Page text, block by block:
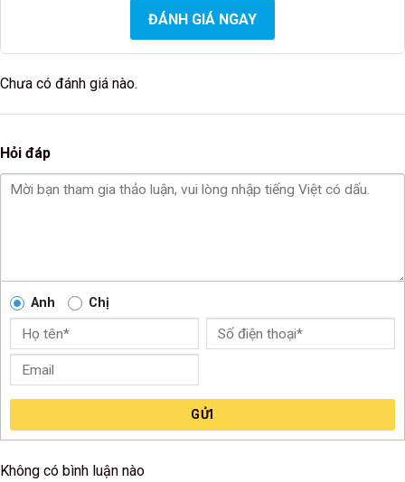
ĐÁNH GIÁ NGAY
Chưa có đánh giá nào.
Hỏi đáp
Anh Chị
GỬI
Không có bình luận nào